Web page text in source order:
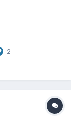
dat ze
i...
2